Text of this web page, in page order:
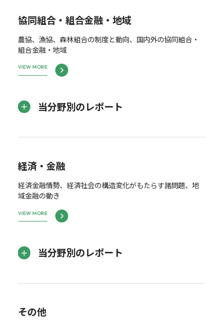
協同組合・組合金融・地域
農協、漁協、森林組合の制度と動向、国内外の協同組合・
組合金融・地域
VIEW MORE
当分野別のレポート
経済・金融
経済金融情勢、経済社会の構造変化がもたらす諸問題、地
域金融の動き
VIEW MORE
当分野別のレポート
その他